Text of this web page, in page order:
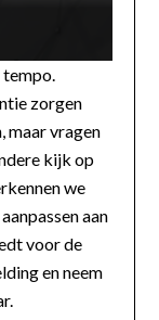
zorgen
maar vragen
kijk op
we
aan
voor de
en neem